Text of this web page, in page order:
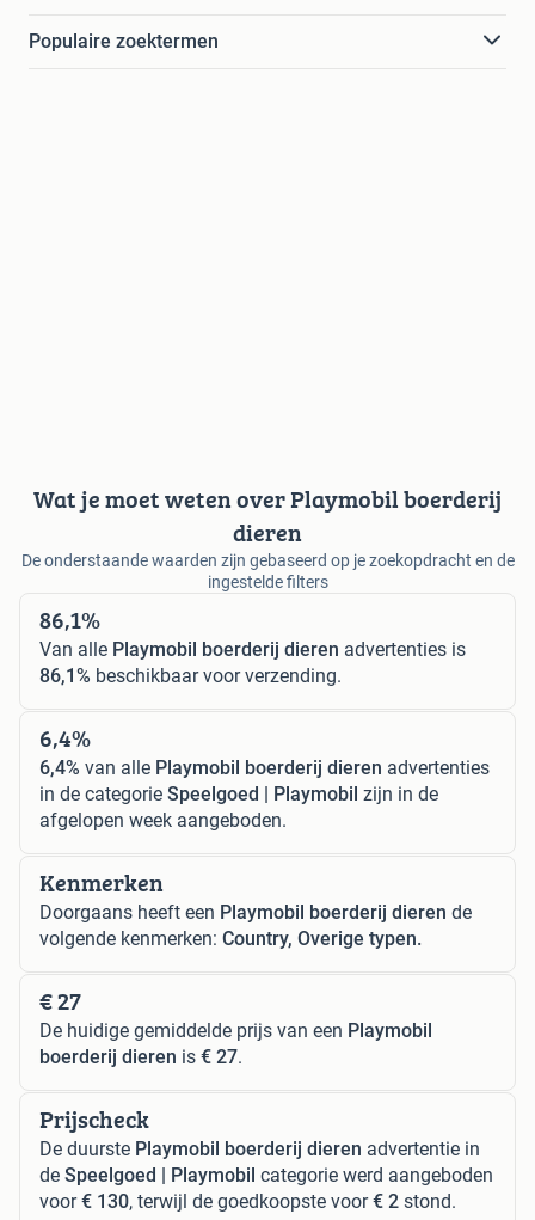
Populaire zoektermen
Wat je moet weten over Playmobil boerderij
dieren
De onderstaande waarden zijn gebaseerd op je zoekopdracht en de
ingestelde filters
86,1%
Van alle Playmobil boerderij dieren advertenties is
86,1% beschikbaar voor verzending.
6,4%
6,4% van alle Playmobil boerderij dieren advertenties
in de categorie Speelgoed | Playmobil zijn in de
afgelopen week aangeboden.
Kenmerken
Doorgaans heeft een Playmobil boerderij dieren de
volgende kenmerken: Country, Overige typen.
€ 27
De huidige gemiddelde prijs van een Playmobil
boerderij dieren is € 27.
Prijscheck
De duurste Playmobil boerderij dieren advertentie in
de Speelgoed | Playmobil categorie werd aangeboden
voor€ 130, terwijl de goedkoopste voor€ 2 stond.